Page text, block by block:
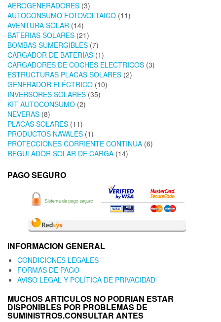
AEROGENERADORES (3)
AUTOCONSUMO FOTOVOLTAICO (11)
AVENTURA SOLAR (14)
BATERIAS SOLARES (21)
BOMBAS SUMERGIBLES (7)
CARGADOR DE BATERIAS (1)
CARGADORES DE COCHES ELECTRICOS (3)
ESTRUCTURAS PLACAS SOLARES (2)
GENERADOR ELÉCTRICO (10)
INVERSORES SOLARES (35)
KIT AUTOCONSUMO (2)
NEVERAS (8)
PLACAS SOLARES (11)
PRODUCTOS NAVALES (1)
PROTECCIONES CORRIENTE CONTINUA (6)
REGULADOR SOLAR DE CARGA (14)
PAGO SEGURO
INFORMACION GENERAL
CONDICIONES LEGALES
FORMAS DE PAGO
AVISO LEGAL Y POLÍTICA DE PRIVACIDAD
MUCHOS ARTICULOS NO PODRIAN ESTAR
DISPONIBLES POR PROBLEMAS DE
SUMINISTROS.CONSULTAR ANTES